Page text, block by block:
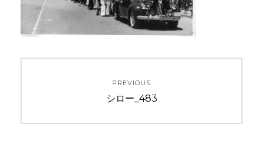
ナ
PREVIOUS
Previous
シロー_483